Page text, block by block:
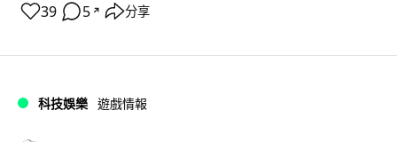
39 5 ↗ 分享
科技娛樂 遊戲情報